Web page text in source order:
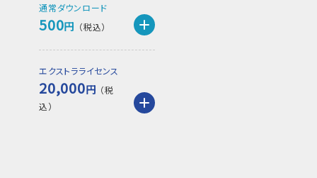
通常ダウンロード
500円
エクストラライセンス
20,000円